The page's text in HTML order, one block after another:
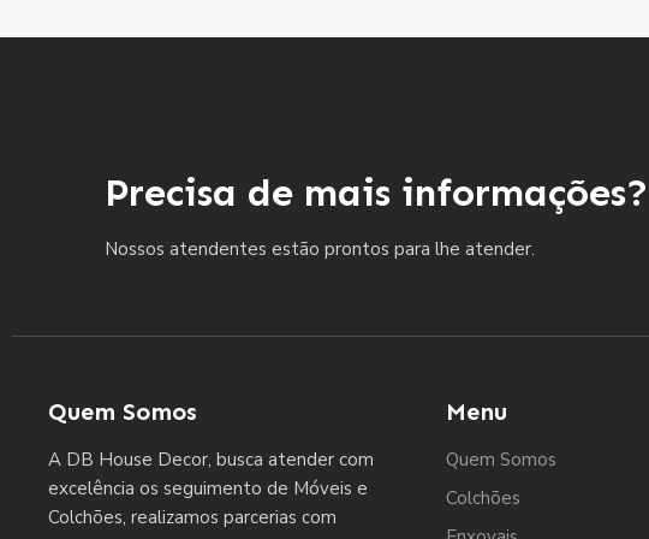
Precisa de mais informações?
Nossos atendentes estão prontos para lhe atender.
Quem Somos
A DB House Decor, busca atender com
excelência os seguimento de Móveis e
Colchões, realizamos parcerias com
Menu
Quem Somos
Colchões